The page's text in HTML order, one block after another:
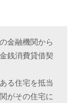
金融機関から
銭消費貸借契
る住宅を抵当
がその住宅に